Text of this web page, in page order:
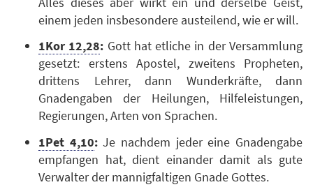
einem jeden insbesondere austeilend, wie er will.
1Kor 12,28: Gott hat etliche in der Versammlung
gesetzt: erstens Apostel, zweitens Propheten,
drittens Lehrer, dann Wunderkräfte, dann
Gnadengaben der Heilungen, Hilfeleistungen,
Regierungen, Arten von Sprachen.
1Pet 4,10:Je nachdem jeder eine Gnadengabe
empfangen hat, dient einander damit als gute
Verwalter der mannigfaltigen Gnade Gottes.